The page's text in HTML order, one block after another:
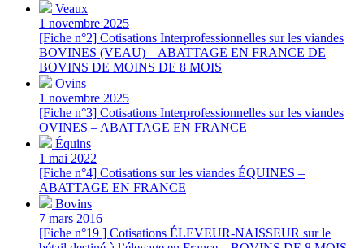
Veaux
1 novembre 2025
[Fiche n°2] Cotisations Interprofessionnelles sur les viandes
BOVINES (VEAU) – ABATTAGE EN FRANCE DE
BOVINS DE MOINS DE 8 MOIS
Ovins
1 novembre 2025
[Fiche n°3] Cotisations Interprofessionnelles sur les viandes
OVINES – ABATTAGE EN FRANCE
Équins
1 mai 2022
[Fiche n°4] Cotisations sur les viandes ÉQUINES –
ABATTAGE EN FRANCE
Bovins
7 mars 2016
[Fiche n°19 ] Cotisations ÉLEVEUR-NAISSEUR sur le